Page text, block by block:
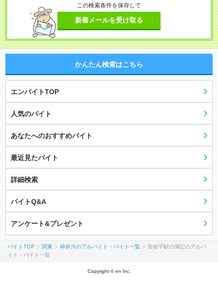
この検索条件を保存して
新着メールを受け取る
かんたん検索はこちら
エンバイトTOP
人気のバイト
あなたへのおすすめバイト
最近見たバイト
詳細検索
バイトQ&A
アンケート&プレゼント
バイトTOP 関東 神奈川のアルバイト・バイト一覧
宮前平駅の簿記のアルバ
イト・バイト一覧
Copyright © en Inc.